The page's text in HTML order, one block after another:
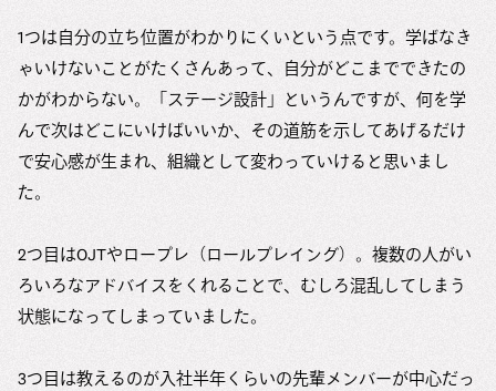
1つは自分の立ち位置がわかりにくいという点です。学ばなき
ゃいけないことがたくさんあって、自分がどこまでできたの
かがわからない。「ステージ設計」というんですが、何を学
んで次はどこにいけばいいか、その道筋を示してあげるだけ
で安心感が生まれ、組織として変わっていけると思いまし
た。
2つ目はOJTやロープレ（ロールプレイング）。複数の人がい
ろいろなアドバイスをくれることで、むしろ混乱してしまう
状態になってしまっていました。
3つ目は教えるのが入社半年くらいの先輩メンバーが中心だっ